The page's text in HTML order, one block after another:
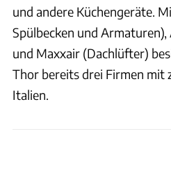
und andere Küchengeräte.
Spülbecken und
und Maxxair (Dachlüfter)
Thor bereits drei Firmen mit
Italien.